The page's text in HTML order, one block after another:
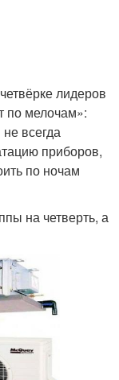
лидеров
по мелочам»:
всегда
приборов,
по ночам
на четверть, а